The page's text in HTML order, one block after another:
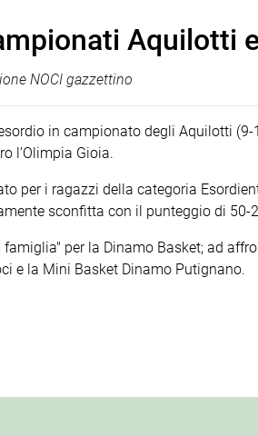
Aquilotti
NOCI gazzettino
in campionato degli Aquilotti
l’Olimpia Gioia.
per i ragazzi della categoria
sconfitta con il punteggio di 50-
per la Dinamo Basket; ad
e la Mini Basket Dinamo Putignano.